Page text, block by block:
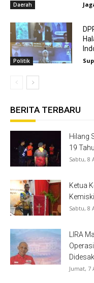
Daerah
Politik
BERITA TERBARU
Hilang
19
Sabtu, 8
Ketua
Sabtu, 8
LIRA
Jumat, 7